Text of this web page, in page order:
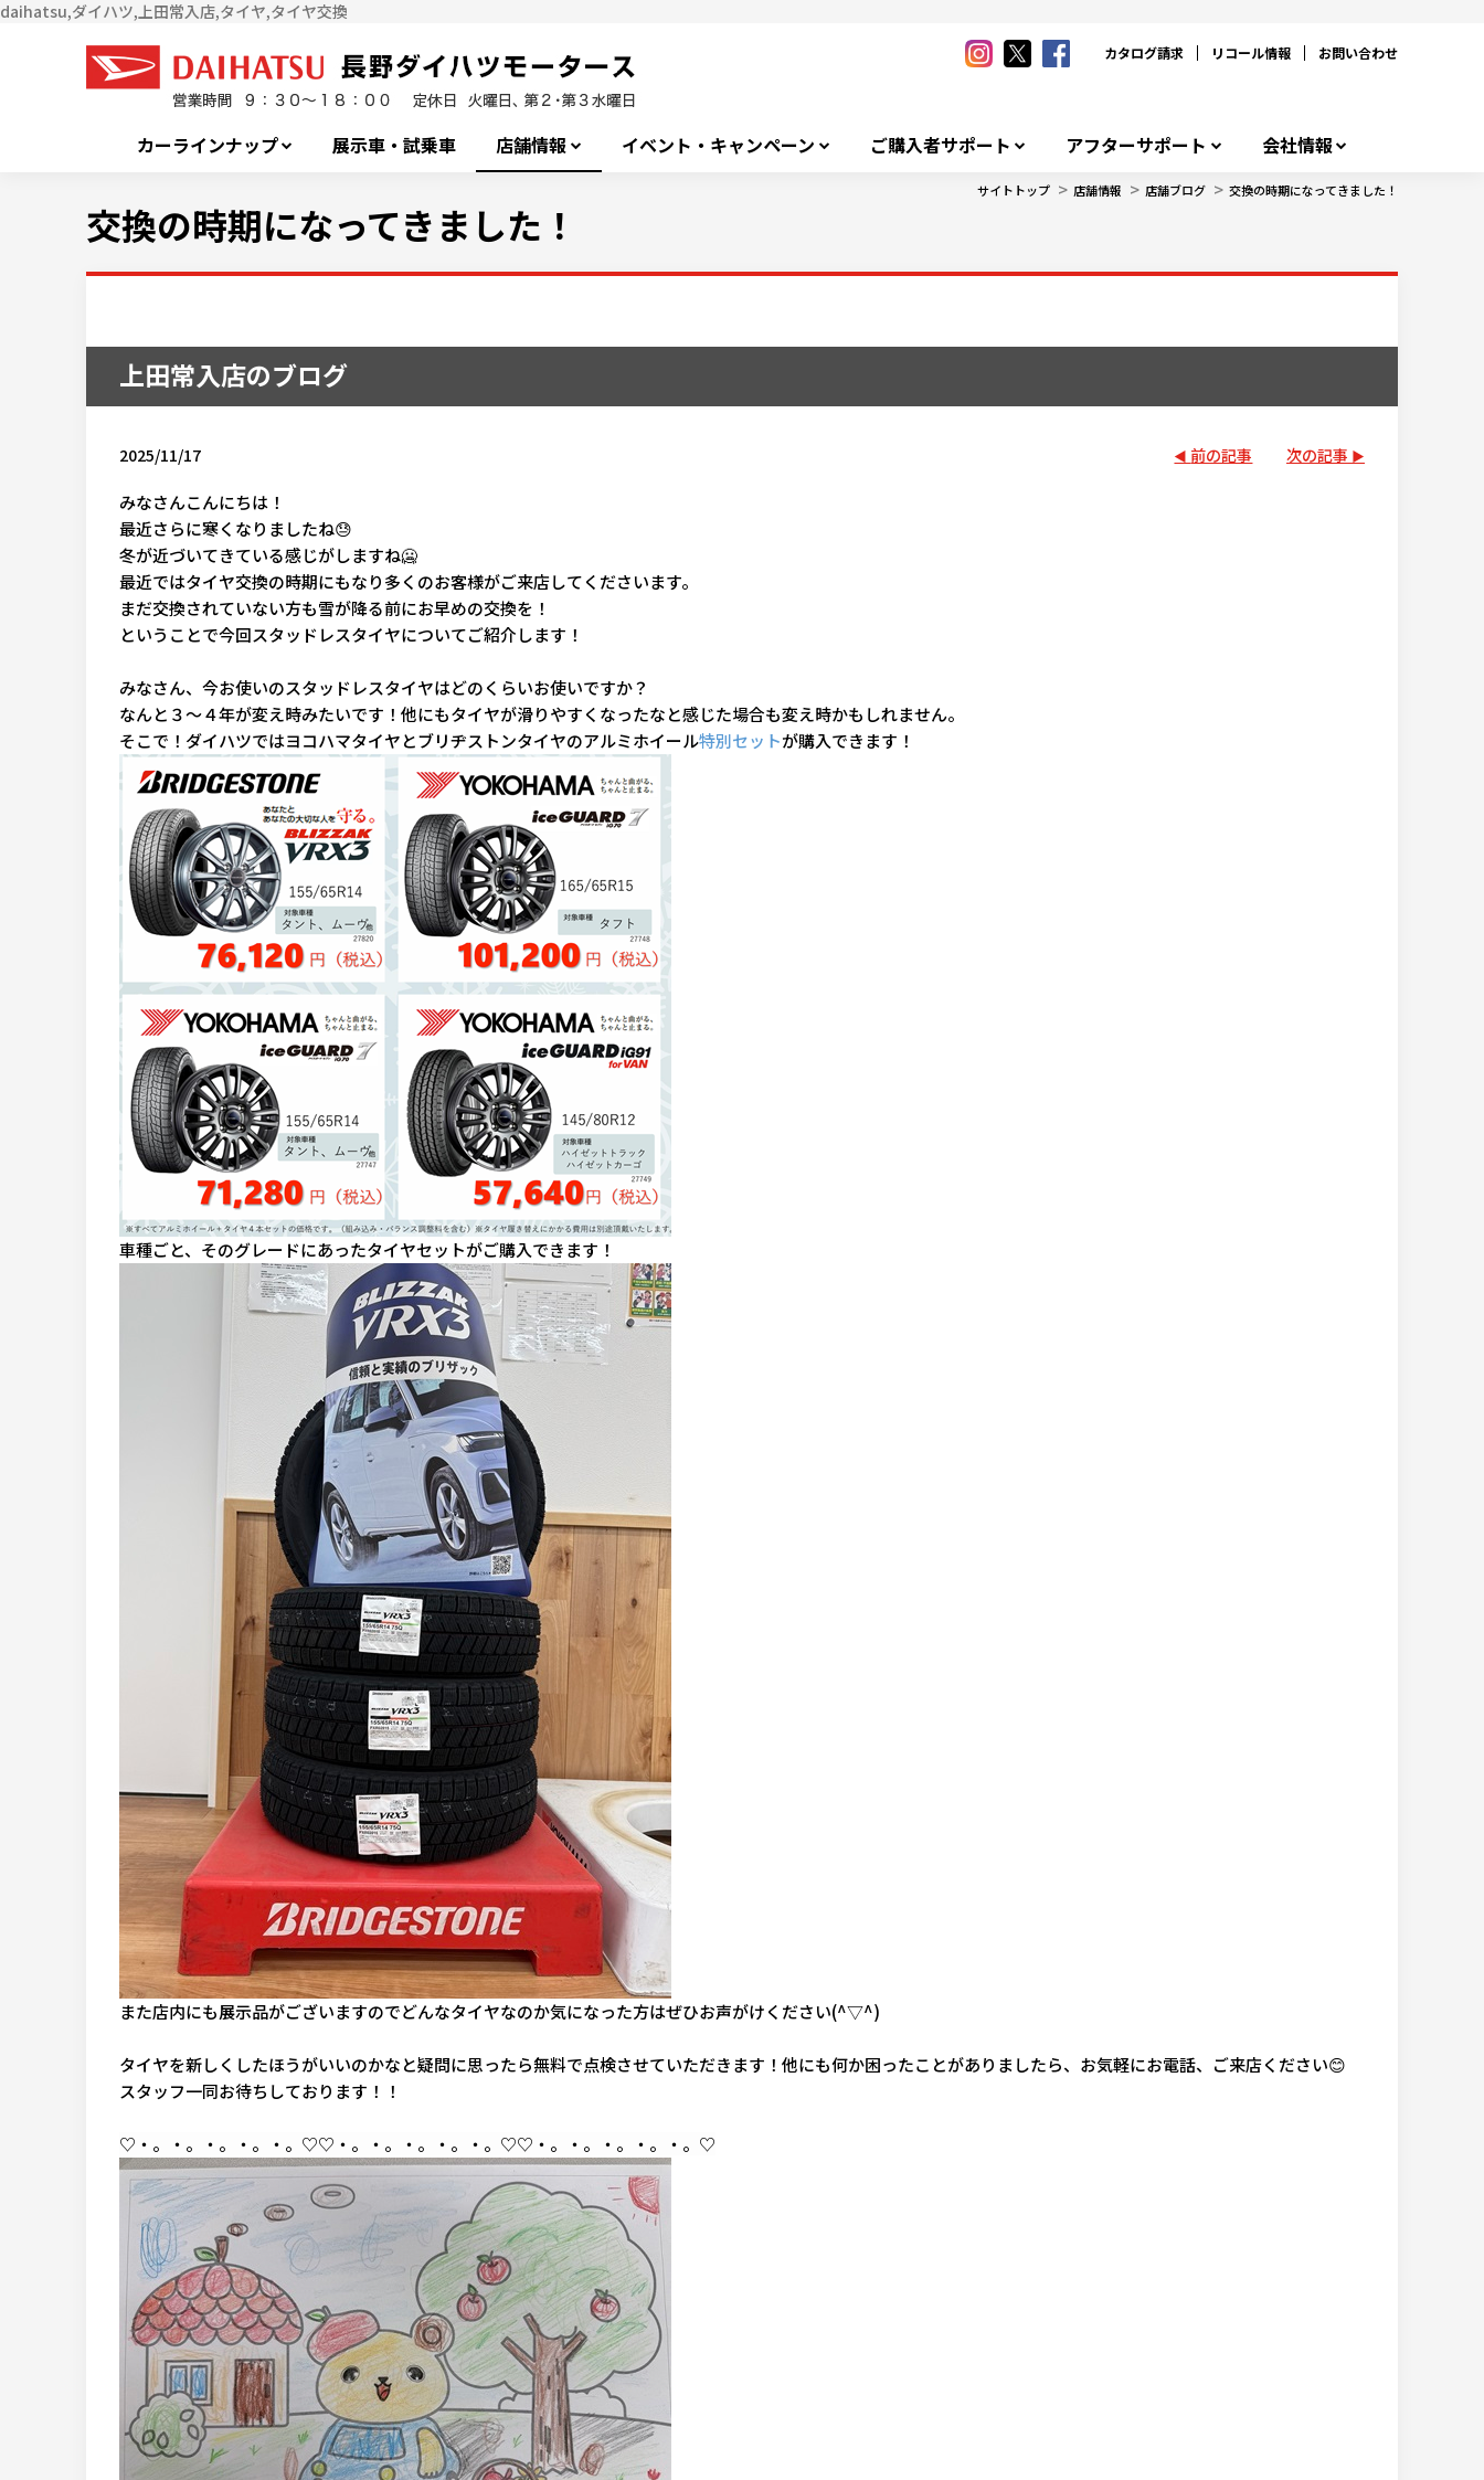
daihatsu,ダイハツ,上田常入店,タイヤ,タイヤ交換
カタログ請求 リコール情報 お問い合わせ
カーラインナップ 展示車・試乗車 店舗情報 イベント・キャンペーン ご購入者サポート アフターサポート 会社情報
サイトトップ > 店舗情報 > 店舗ブログ > 交換の時期になってきました！
交換の時期になってきました！
上田常入店のブログ
2025/11/17 前の記事 次の記事
みなさんこんにちは！
最近さらに寒くなりましたね😓
冬が近づいてきている感じがしますね🥶
最近ではタイヤ交換の時期にもなり多くのお客様がご来店してくださいます。
まだ交換されていない方も雪が降る前にお早めの交換を！
ということで今回スタッドレスタイヤについてご紹介します！
みなさん、今お使いのスタッドレスタイヤはどのくらいお使いですか？
なんと３～４年が変え時みたいです！他にもタイヤが滑りやすくなったなと感じた場合も変え時かもしれません。
そこで！ダイハツではヨコハマタイヤとブリヂストンタイヤのアルミホイール特別セットが購入できます！
車種ごと、そのグレードにあったタイヤセットがご購入できます！
また店内にも展示品がございますのでどんなタイヤなのか気になった方はぜひお声がけください(^▽^)
タイヤを新しくしたほうがいいのかなと疑問に思ったら無料で点検させていただきます！他にも何か困ったことがありましたら、お気軽にお電話、ご来店ください😊
スタッフ一同お待ちしております！！
♡・。・。・。・。・。♡♡・。・。・。・。・。♡♡・。・。・。・。・。♡